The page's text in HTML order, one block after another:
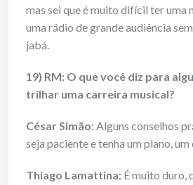
mas sei que é muito difícil ter uma
uma rádio de grande audiência
jabá.
19) RM: O que você diz para
trilhar uma carreira musical?
César Simão: Alguns conselhos
seja paciente e tenha um plano,
Thiago Lamattina: É muito duro,